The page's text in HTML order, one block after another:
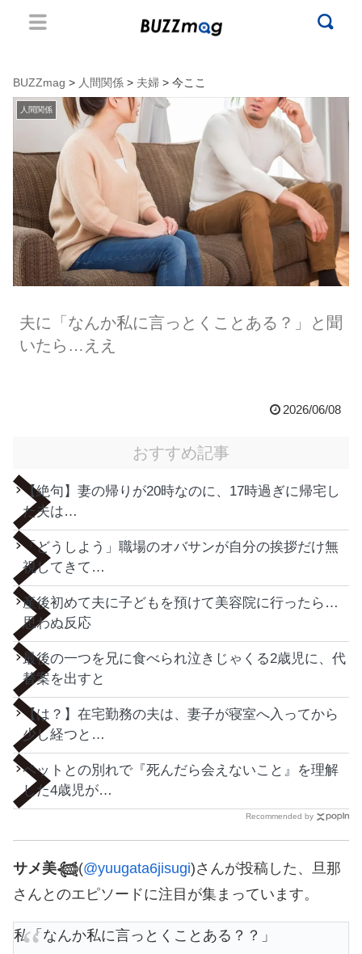
BUZZmag > 人間関係 > 夫婦 > 今ここ
人間関係
夫に「なんか私に言っとくことある？」と聞
いたら…ええ
2026/06/08
おすすめ記事
【絶句】妻の帰りが20時なのに、17時過ぎに帰宅し
た夫は…
「どうしよう」職場のオバサンが自分の挨拶だけ無
視してきて…
産後初めて夫に子どもを預けて美容院に行ったら…
思わぬ反応
最後の一つを兄に食べられ泣きじゃくる2歳児に、代
替案を出すと
【は？】在宅勤務の夫は、妻子が寝室へ入ってから
少し経つと…
ペットとの別れで『死んだら会えないこと』を理解
した4歳児が…
Recommended by
サメ美𓆉(@yuugata6jisugi)さんが投稿した、旦那
さんとのエピソードに注目が集まっています。
私「なんか私に言っとくことある？？」